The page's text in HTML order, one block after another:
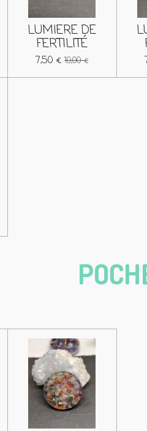
LUMIERE DE
FERTILITÉ
7,50 € 10,00 €